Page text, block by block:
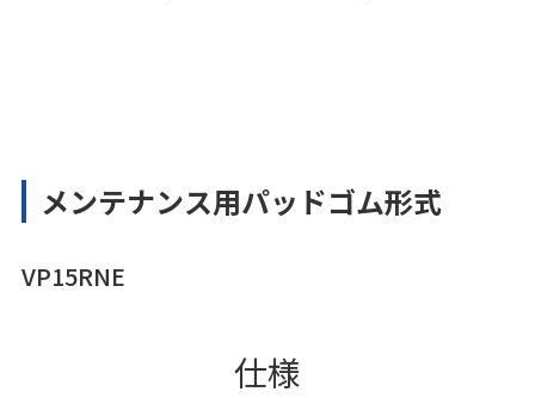
メンテナンス用パッドゴム形式
VP15RNE
仕様